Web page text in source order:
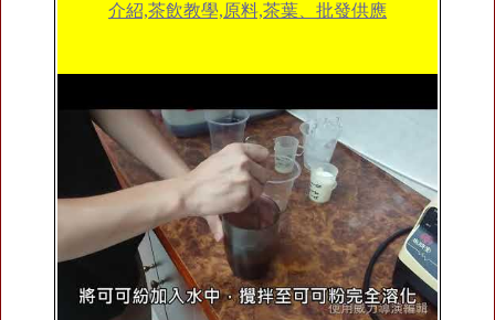
介紹,茶飲教學,原料,茶葉、批發供應